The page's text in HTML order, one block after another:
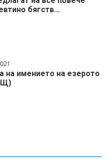
бягств…
на имението на езерото